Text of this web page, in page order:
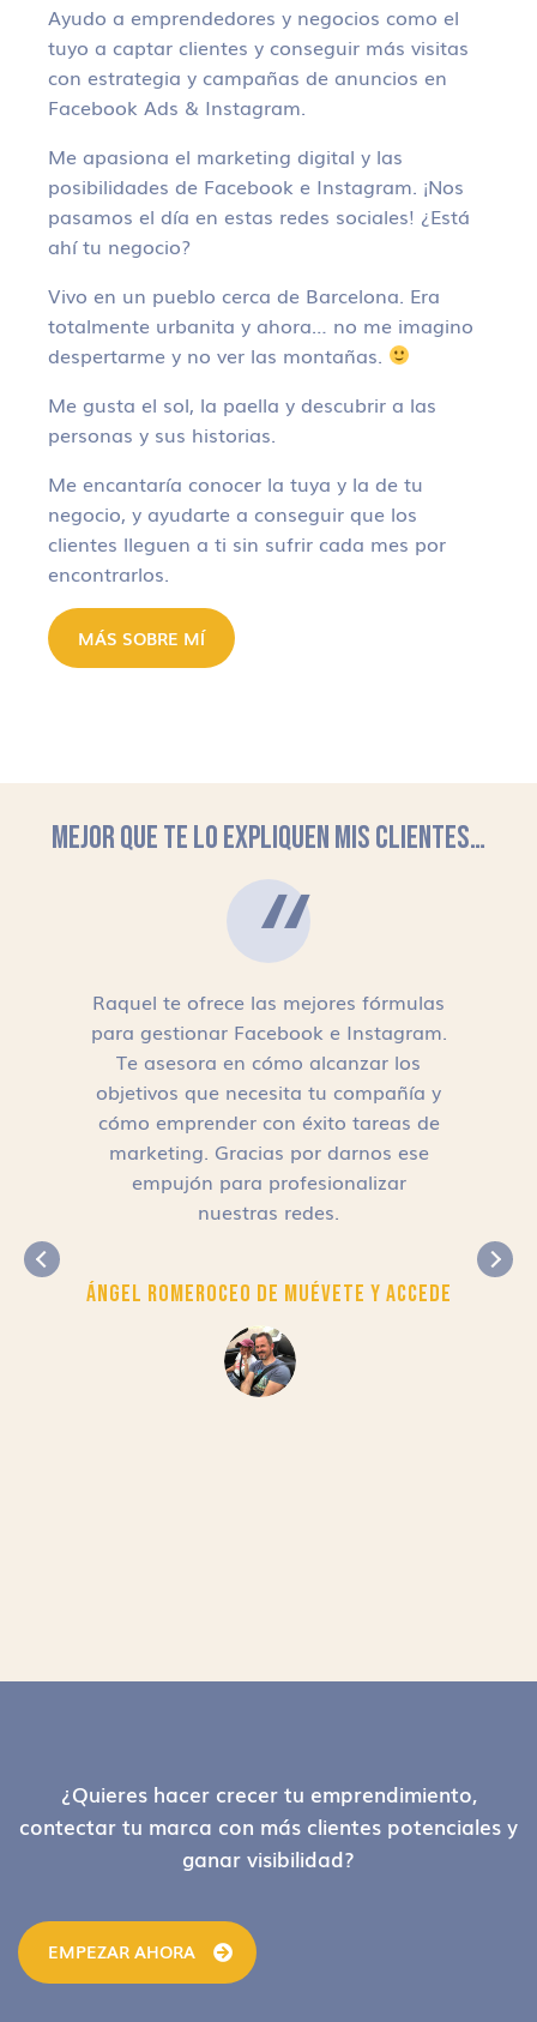
Ayudo a emprendedores y negocios como el
tuyo a captar clientes y conseguir más visitas
con estrategia y campañas de anuncios en
Facebook Ads & Instagram.
Me apasiona el marketing digital y las
posibilidades de Facebook e Instagram. ¡Nos
pasamos el día en estas redes sociales! ¿Está
ahí tu negocio?
Vivo en un pueblo cerca de Barcelona. Era
totalmente urbanita y ahora… no me imagino
despertarme y no ver las montañas.
Me gusta el sol, la paella y descubrir a las
personas y sus historias.
Me encantaría conocer la tuya y la de tu
negocio, y ayudarte a conseguir que los
clientes lleguen a ti sin sufrir cada mes por
encontrarlos.
MÁS SOBRE MÍ
MEJOR QUE TE LO EXPLIQUEN MIS CLIENTES…
Raquel te ofrece las mejores fórmulas
para gestionar Facebook e Instagram.
Te asesora en cómo alcanzar los
objetivos que necesita tu compañía y
cómo emprender con éxito tareas de
marketing. Gracias por darnos ese
empujón para profesionalizar
nuestras redes.
Ángel RomeroCEO de Muévete y Accede
Footer¿Quieres hacer crecer tu emprendimiento,
contectar tu marca con más clientes potenciales y
ganar visibilidad?
EMPEZAR AHORA